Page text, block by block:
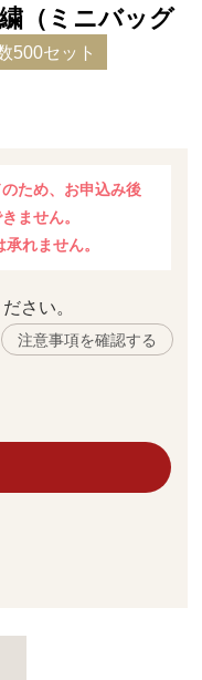
（ミニバッグ
500セット
ため、お申込み後
ません。
れません。
さい。
注意事項を確認する